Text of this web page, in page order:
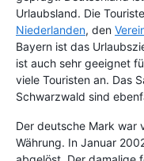
Urlaubsland. Die
Niederlanden, den
Bayern ist das
ist auch sehr geeignet
viele Touristen an. Das
Schwarzwald sind
Der deutsche Mark war
Währung. In Januar